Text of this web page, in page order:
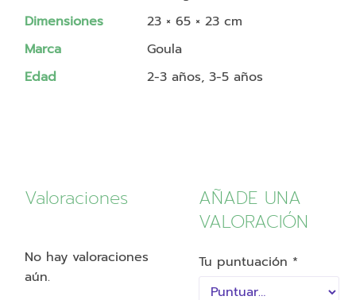
Dimensiones
23 × 65 × 23 cm
Marca
Goula
Edad
2-3 años, 3-5 años
Valoraciones
No hay valoraciones
aún.
AÑADE UNA
VALORACIÓN
Tu puntuación *